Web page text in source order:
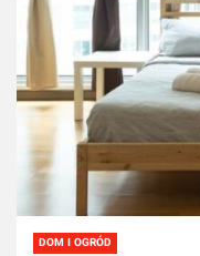
DOM I OGRÓD